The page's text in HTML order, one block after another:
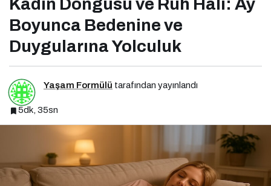
Kadın Döngüsü ve Ruh Hali: Ay
Boyunca Bedenine ve
Duygularına Yolculuk
Yaşam Formülü tarafından yayınlandı
5dk, 35sn